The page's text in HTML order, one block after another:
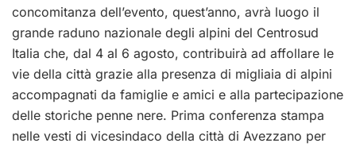
concomitanza dell’evento, quest’anno, avrà luogo il
grande raduno nazionale degli alpini del Centrosud
Italia che, dal 4 al 6 agosto, contribuirà ad affollare le
vie della città grazie alla presenza di migliaia di alpini
accompagnati da famiglie e amici e alla partecipazione
delle storiche penne nere. Prima conferenza stampa
nelle vesti di vicesindaco della città di Avezzano per